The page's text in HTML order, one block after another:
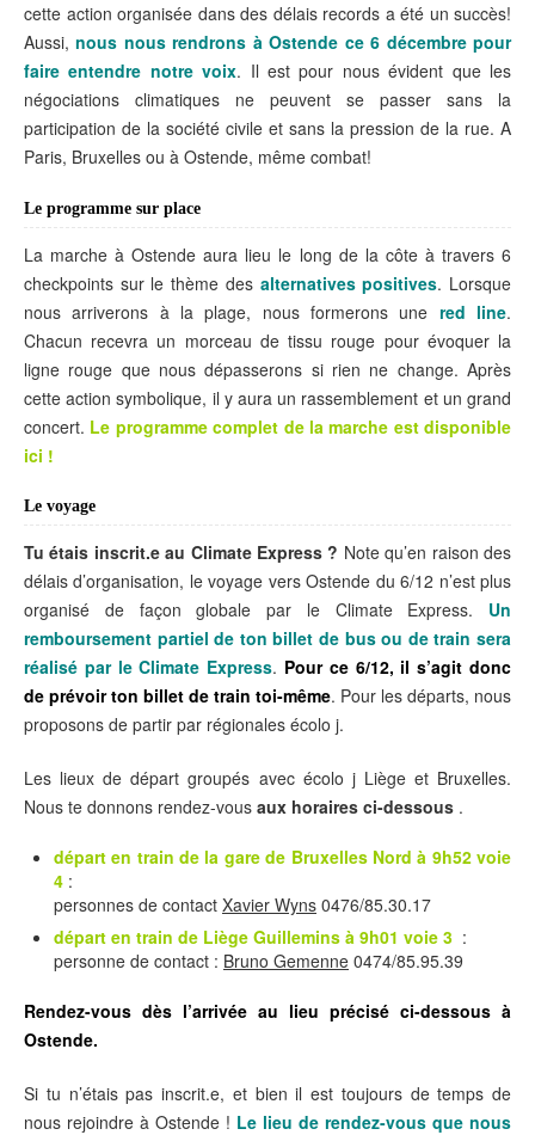
cette action organisée dans des délais records a été un succès!
Aussi, nous nous rendrons à Ostende ce 6 décembre pour
faire entendre notre voix. Il est pour nous évident que les
négociations climatiques ne peuvent se passer sans la
participation de la société civile et sans la pression de la rue. A
Paris, Bruxelles ou à Ostende, même combat!
Le programme sur place
La marche à Ostende aura lieu le long de la côte à travers 6
checkpoints sur le thème des alternatives positives. Lorsque
nous arriverons à la plage, nous formerons une red line.
Chacun recevra un morceau de tissu rouge pour évoquer la
ligne rouge que nous dépasserons si rien ne change. Après
cette action symbolique, il y aura un rassemblement et un grand
concert. Le programme complet de la marche est disponible
ici !
Le voyage
Tu étais inscrit.e au Climate Express ? Note qu’en raison des
délais d’organisation, le voyage vers Ostende du 6/12 n’est plus
organisé de façon globale par le Climate Express. Un
remboursement partiel de ton billet de bus ou de train sera
réalisé par le Climate Express. Pour ce 6/12, il s’agit donc
de prévoir ton billet de train toi-même. Pour les départs, nous
proposons de partir par régionales écolo j.
Les lieux de départ groupés avec écolo j Liège et Bruxelles.
Nous te donnons rendez-vous aux horaires ci-dessous .
départ en train de la gare de Bruxelles Nord à 9h52 voie
4 :
personnes de contact Xavier Wyns 0476/85.30.17
départ en train de Liège Guillemins à 9h01 voie 3 :
personne de contact : Bruno Gemenne 0474/85.95.39
Rendez-vous dès l’arrivée au lieu précisé ci-dessous à
Ostende.
Si tu n’étais pas inscrit.e, et bien il est toujours de temps de
nous rejoindre à Ostende ! Le lieu de rendez-vous que nous